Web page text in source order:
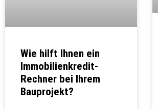
Wie hilft Ihnen ein
Immobilienkredit-
Rechner bei Ihrem
Bauprojekt?